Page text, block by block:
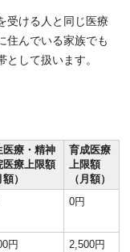
受ける人と同じ医療
住んでいる家族でも
して扱います。
医療・精神
医療上限額
額）
育成医療
上限額
（月額）
0円
円 2,500円